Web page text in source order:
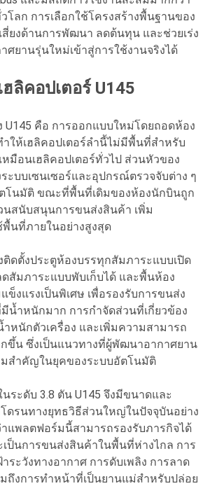
โลก การเลือกใช้โครงสร้างพื้นฐานของ
สี่ยงด้านการพัฒนา ลดต้นทุน และช่วยเร่ง
ศยานรุ่นใหม่เข้าสู่การใช้งานจริงได้
ลิคอปเตอร์ U145
U145 คือ การออกแบบใหม่โดยถอดห้อง
ให้เฮลิคอปเตอร์ลำนี้ไม่มีพื้นที่สำหรับ
หมือนเฮลิคอปเตอร์ทั่วไป ส่วนหัวของ
ะบบเซนเซอร์และอุปกรณ์ตรวจจับต่าง ๆ
โนมัติ ขณะที่พื้นที่เดิมของห้องนักบินถูก
นสนับสนุนการขนส่งสินค้า เพิ่ม
นที่ภายในอย่างสูงสุด
ติดตั้งประตูห้องบรรทุกสัมภาระแบบเปิด
สัมภาระแบบพับเก็บได้ และพื้นห้อง
ข็งแรงเป็นพิเศษ เพื่อรองรับการขนส่ง
ำหนักมาก การกำจัดส่วนที่เกี่ยวข้อง
หนักตัวเครื่อง และเพิ่มความสามารถ
ขึ้น ซึ่งเป็นแนวทางที่ผู้พัฒนาอากาศยาน
สำคัญในยุคของระบบอัตโนมัติ
ระดับ 3.8 ตัน U145 จึงมีขนาดและ
ดรนทางยุทธวิธีส่วนใหญ่ในปัจจุบันอย่าง
าแพลตฟอร์มนี้สามารถรองรับภารกิจได้
ป็นการขนส่งสินค้าในพื้นที่ห่างไกล การ
าระวังทางอากาศ การดับเพลิง การลาด
ถึงการทำหน้าที่เป็นยานแม่สำหรับปล่อย